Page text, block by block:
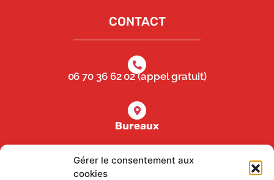
Gérer le consentement aux
cookies
CONTACT
06 70 36 62 02 (appel gratuit)
Bureaux